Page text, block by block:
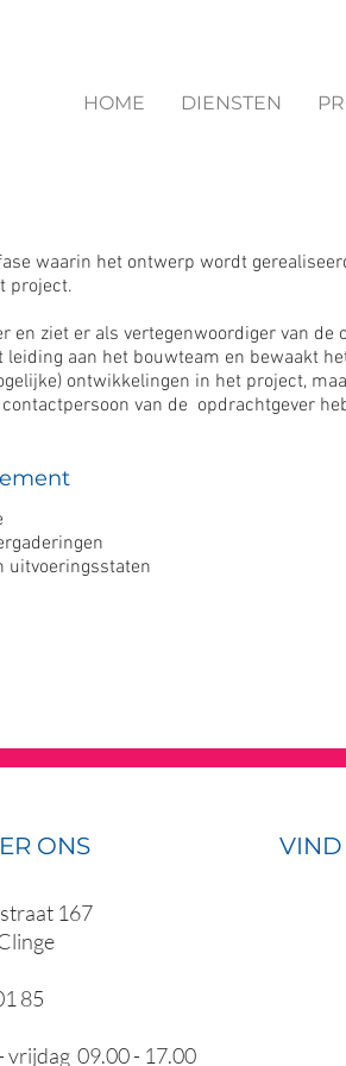
HOME DIENSTEN
waarin het ontwerp wordt
project.
ziet er als vertegenwoordiger van
aan het bouwteam en bewaakt
ontwikkelingen in het project,
van de opdrachtgever
uitvoeringsstaten
ONS VIND
167
85
vrijdag 09.00 - 17.00